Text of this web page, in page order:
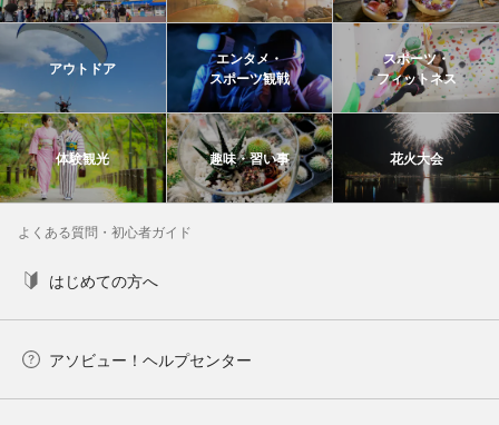
アウトドア
エンタメ・
スポーツ観戦
スポーツ・
フィットネス
体験観光 趣味・習い事 花火大会
よくある質問・初心者ガイド
はじめての方へ
アソビュー！ヘルプセンター